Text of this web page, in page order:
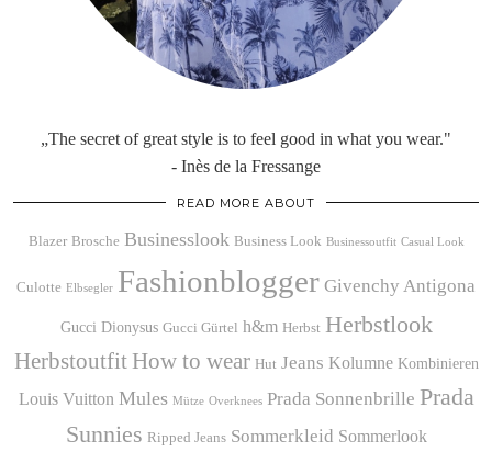
„The secret of great style is to feel good in what you wear."
- Inès de la Fressange
READ MORE ABOUT
Blazer Brosche Businesslook Business Look Businessoutfit Casual Look
Culotte Elbsegler Fashionblogger Givenchy Antigona
Gucci Dionysus Gucci Gürtel h&m Herbst Herbstlook
Herbstoutfit How to wear Hut Jeans Kolumne Kombinieren
Louis Vuitton Mules Mütze Overknees Prada Sonnenbrille Prada
Sunnies Ripped Jeans Sommerkleid Sommerlook